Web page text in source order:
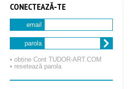
CONECTEAZĂ‑TE
email
parola
• obține Cont TUDOR‑ART.COM
• resetează parola